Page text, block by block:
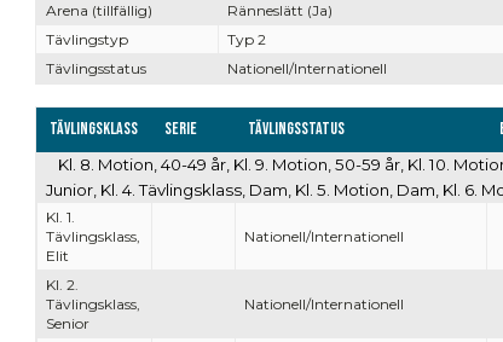
Arena (tillfällig)
Ränneslätt (Ja)
Tävlingstyp
Typ 2
Tävlingsstatus
Nationell/Internationell
Tävlingsklass Serie Tävlingsstatus
Kl. 8. Motion, 40-49 år, Kl. 9. Motion, 50-59 år, Kl. 10.
Junior, Kl. 4. Tävlingsklass, Dam, Kl. 5. Motion, Dam, Kl. 6.
Kl. 1.
Tävlingsklass,
Elit
Nationell/Internationell
Kl. 2.
Tävlingsklass,
Senior
Nationell/Internationell